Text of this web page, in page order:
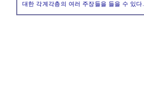
대한 각계각층의 여러 주장들을 들을 수 있다.